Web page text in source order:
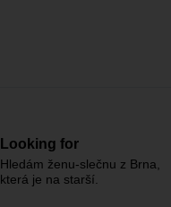
Looking for
Hledám ženu-slečnu z Brna,
která je na starší.